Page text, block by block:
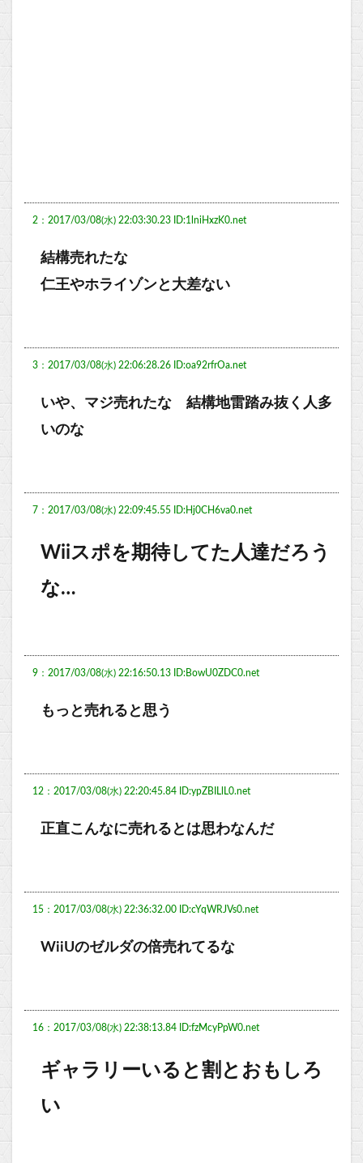
2：2017/03/08(水) 22:03:30.23 ID:1lniHxzK0.net
結構売れたな
仁王やホライゾンと大差ない
3：2017/03/08(水) 22:06:28.26 ID:oa92rfrOa.net
いや、マジ売れたな 結構地雷踏み抜く人多
いのな
7：2017/03/08(水) 22:09:45.55 ID:Hj0CH6va0.net
Wiiスポを期待してた人達だろう
な…
9：2017/03/08(水) 22:16:50.13 ID:BowU0ZDC0.net
もっと売れると思う
12：2017/03/08(水) 22:20:45.84 ID:ypZBILlL0.net
正直こんなに売れるとは思わなんだ
15：2017/03/08(水) 22:36:32.00 ID:cYqWRJVs0.net
WiiUのゼルダの倍売れてるな
16：2017/03/08(水) 22:38:13.84 ID:fzMcyPpW0.net
ギャラリーいると割とおもしろ
い